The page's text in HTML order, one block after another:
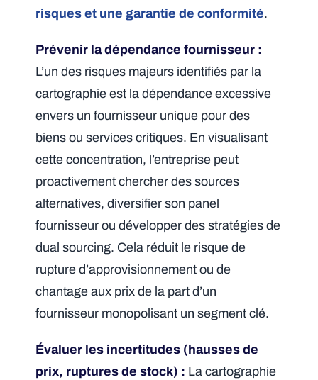
risques et une garantie de conformité.
Prévenir la dépendance fournisseur :
L’un des risques majeurs identifiés par la
cartographie est la dépendance excessive
envers un fournisseur unique pour des
biens ou services critiques. En visualisant
cette concentration, l’entreprise peut
proactivement chercher des sources
alternatives, diversifier son panel
fournisseur ou développer des stratégies de
dual sourcing. Cela réduit le risque de
rupture d’approvisionnement ou de
chantage aux prix de la part d’un
fournisseur monopolisant un segment clé.
Évaluer les incertitudes (hausses de
prix, ruptures de stock) : La cartographie